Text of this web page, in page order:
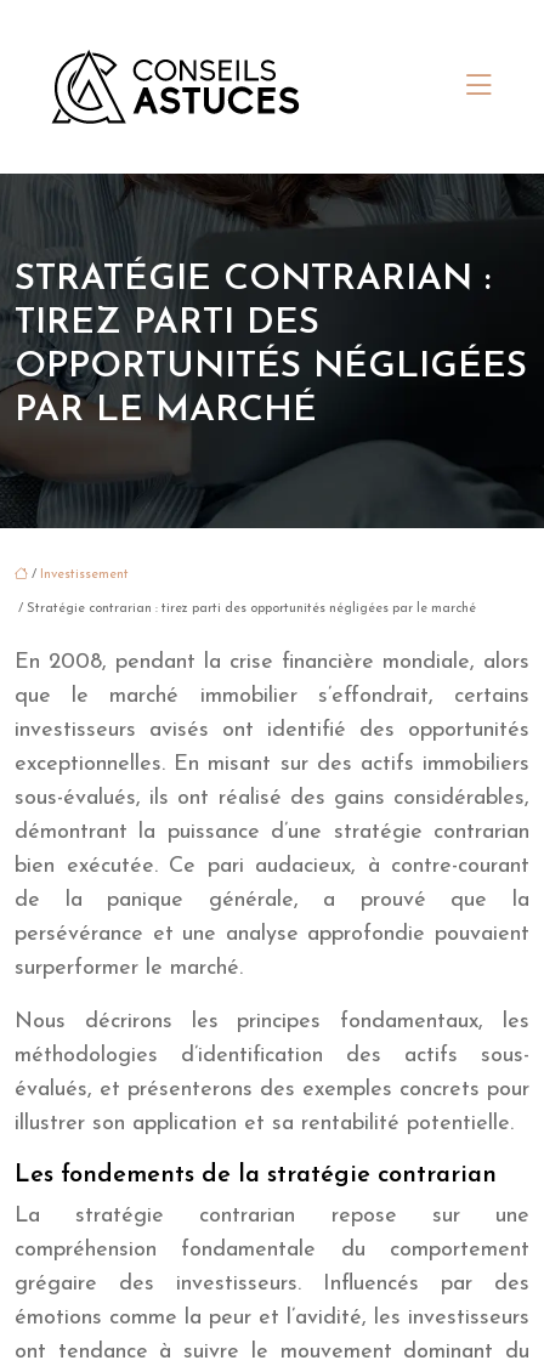
STRATÉGIE CONTRARIAN :
TIREZ PARTI DES
OPPORTUNITÉS NÉGLIGÉES
PAR LE MARCHÉ
/ Investissement
/ Stratégie contrarian : tirez parti des opportunités négligées par le marché
En 2008, pendant la crise financière mondiale, alors
que le marché immobilier s’effondrait, certains
investisseurs avisés ont identifié des opportunités
exceptionnelles. En misant sur des actifs immobiliers
sous-évalués, ils ont réalisé des gains considérables,
démontrant la puissance d’une stratégie contrarian
bien exécutée. Ce pari audacieux, à contre-courant
de la panique générale, a prouvé que la
persévérance et une analyse approfondie pouvaient
surperformer le marché.
Nous décrirons les principes fondamentaux, les
méthodologies d’identification des actifs sous-
évalués, et présenterons des exemples concrets pour
illustrer son application et sa rentabilité potentielle.
Les fondements de la stratégie contrarian
La stratégie contrarian repose sur une
compréhension fondamentale du comportement
grégaire des investisseurs. Influencés par des
émotions comme la peur et l’avidité, les investisseurs
ont tendance à suivre le mouvement dominant du